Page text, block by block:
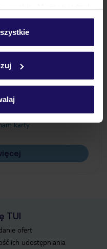
w zakładkę
cookie znajdziesz
TUI?
karty
TUI
ofert
ich udostępniania